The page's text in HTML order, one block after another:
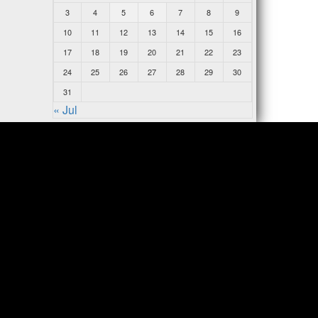
3
4 5 6 7 8
9
10
11 12 13 14 15
16
17
18 19 20 21 22
23
24
25 26 27 28 29
30
31
« Jul